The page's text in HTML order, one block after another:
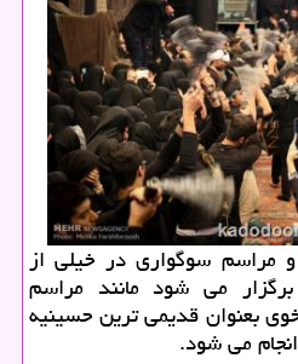
مراسم سوگواری در خیلی از
می شود مانند مراسم
بعنوان قدیمی ترین حسینیه
می شود.